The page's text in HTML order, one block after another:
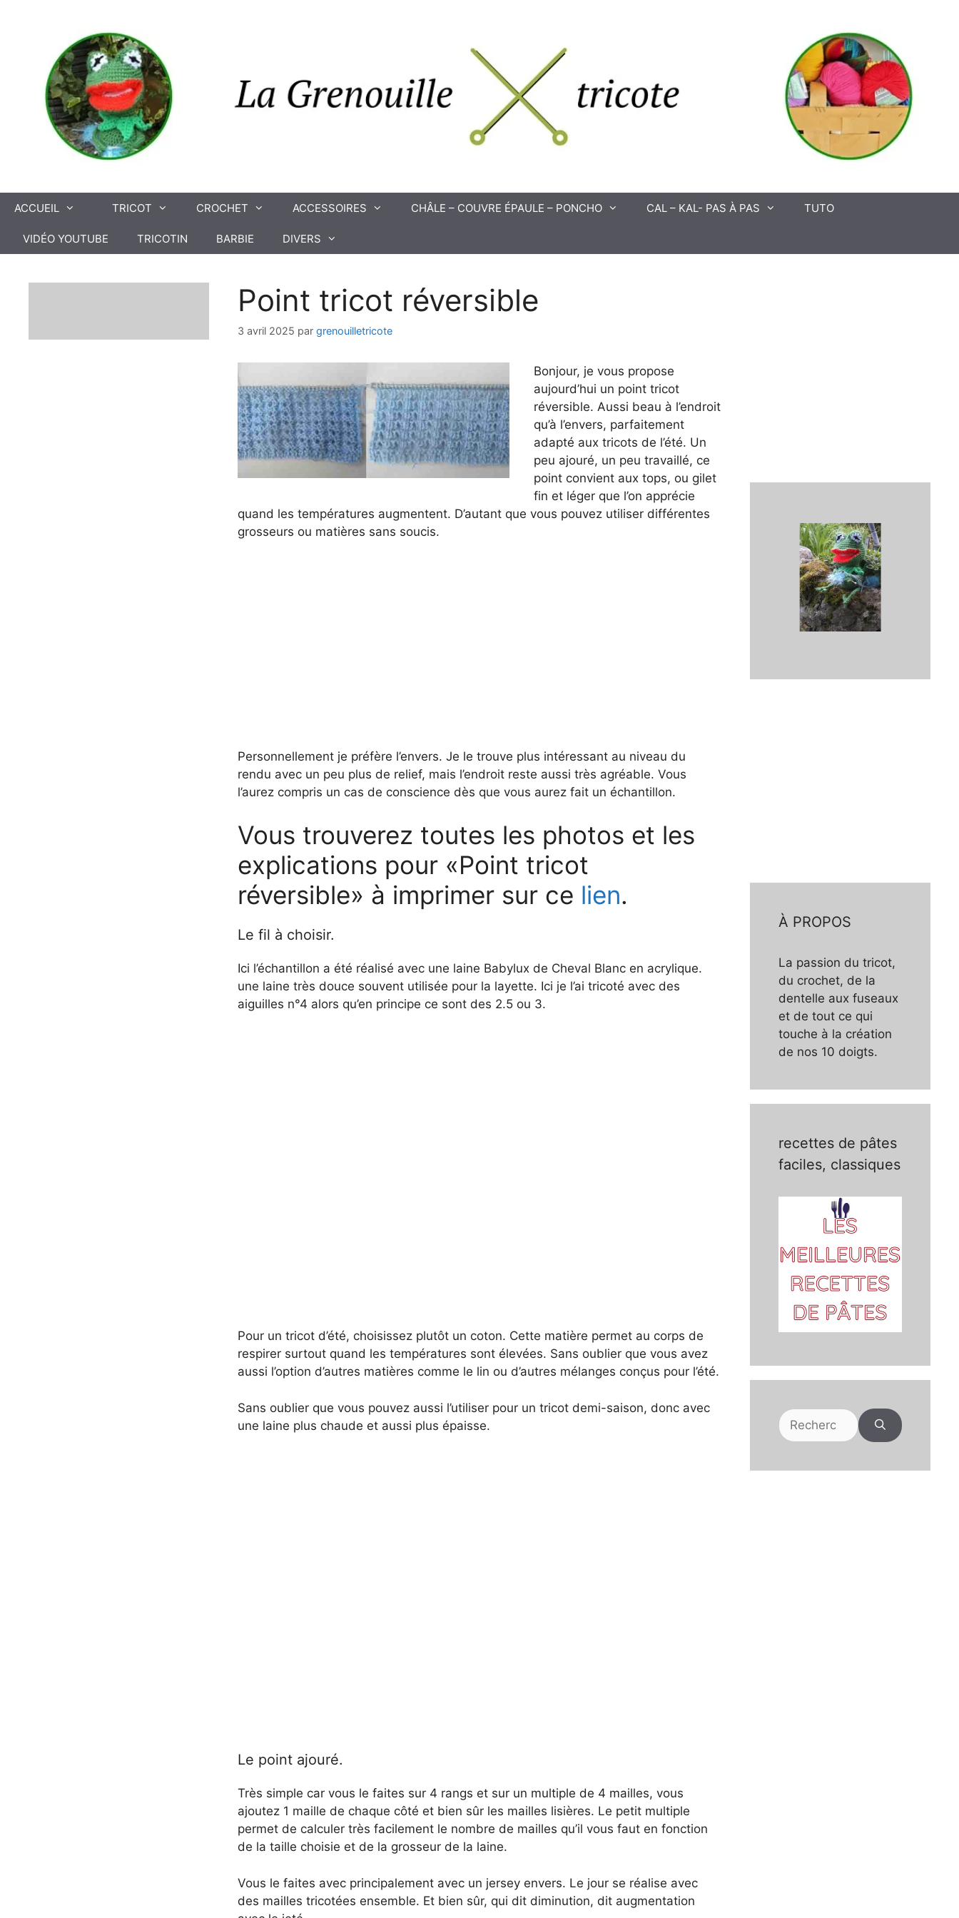
ACCUEIL TRICOT CROCHET ACCESSOIRES CHÂLE – COUVRE ÉPAULE – PONCHO CAL – KAL- PAS À PAS TUTO
VIDÉO YOUTUBE TRICOTIN BARBIE DIVERS
Point tricot réversible
3 avril 2025 par grenouilletricote
Bonjour, je vous propose
aujourd’hui un point tricot
réversible. Aussi beau à l’endroit
qu’à l’envers, parfaitement
adapté aux tricots de l’été. Un
peu ajouré, un peu travaillé, ce
point convient aux tops, ou gilet
fin et léger que l’on apprécie
quand les températures augmentent. D’autant que vous pouvez utiliser différentes
grosseurs ou matières sans soucis.
Personnellement je préfère l’envers. Je le trouve plus intéressant au niveau du
rendu avec un peu plus de relief, mais l’endroit reste aussi très agréable. Vous
l’aurez compris un cas de conscience dès que vous aurez fait un échantillon.
Vous trouverez toutes les photos et les
explications pour «Point tricot
réversible» à imprimer sur ce lien.
Le fil à choisir.
Ici l’échantillon a été réalisé avec une laine Babylux de Cheval Blanc en acrylique.
une laine très douce souvent utilisée pour la layette. Ici je l’ai tricoté avec des
aiguilles n°4 alors qu’en principe ce sont des 2.5 ou 3.
Pour un tricot d’été, choisissez plutôt un coton. Cette matière permet au corps de
respirer surtout quand les températures sont élevées. Sans oublier que vous avez
aussi l’option d’autres matières comme le lin ou d’autres mélanges conçus pour l’été.
Sans oublier que vous pouvez aussi l’utiliser pour un tricot demi-saison, donc avec
une laine plus chaude et aussi plus épaisse.
Le point ajouré.
Très simple car vous le faites sur 4 rangs et sur un multiple de 4 mailles, vous
ajoutez 1 maille de chaque côté et bien sûr les mailles lisières. Le petit multiple
permet de calculer très facilement le nombre de mailles qu’il vous faut en fonction
de la taille choisie et de la grosseur de la laine.
Vous le faites avec principalement avec un jersey envers. Le jour se réalise avec
des mailles tricotées ensemble. Et bien sûr, qui dit diminution, dit augmentation
À PROPOS
La passion du tricot,
du crochet, de la
dentelle aux fuseaux
et de tout ce qui
touche à la création
de nos 10 doigts.
recettes de pâtes
faciles, classiques
Rechercher :